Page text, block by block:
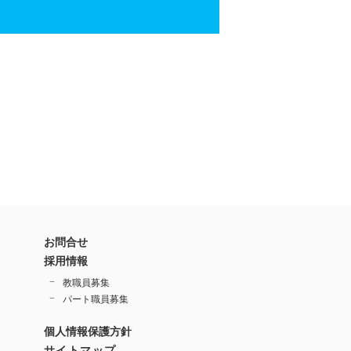
お問合せ
採用情報
教職員募集
パート職員募集
個人情報保護方針